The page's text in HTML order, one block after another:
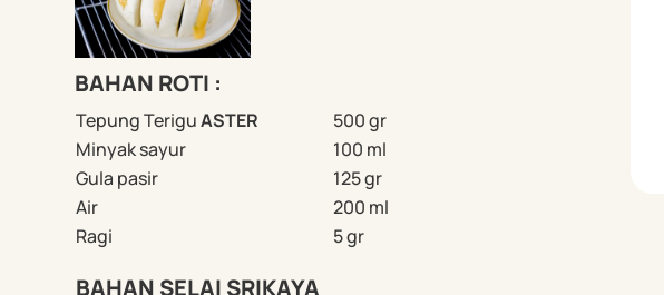
BAHAN ROTI :
Tepung TeriguASTER
500 gr
Minyak sayur
100 ml
Gula pasir
125 gr
Air
200 ml
Ragi
5 gr
BAHAN SELAI SRIKAYA